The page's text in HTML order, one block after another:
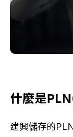
什麼是PLN
建興儲存的